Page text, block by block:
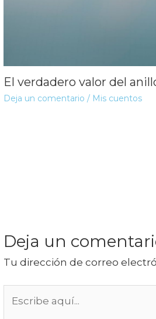
El verdadero valor del
Deja un comentario / Mis cuentos
Deja un
Tu dirección de correo
aquí...